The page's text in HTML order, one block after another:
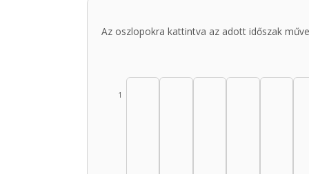
Az oszlopokra kattintva az adott időszak
1